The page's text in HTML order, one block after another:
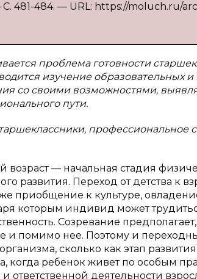
481-484. — URL: https://moluch.ru/
проблема готовности
изучение образовательных
со своими возможностями,
пути.
профессиональное
— начальная стадия
развития. Переход от детства к
приобщение к культуре,
которым индивид может
Созревание
и помимо нее. Поэтому и
сколько как этап
когда ребенок живет по особым
ответственной деятельности